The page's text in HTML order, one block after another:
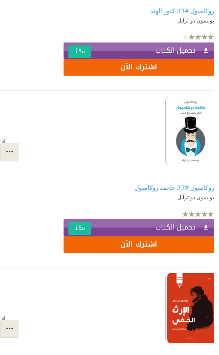
روكامبول #11: كنوز الهند
بونسون دو ترايل
تحميل الكتاب مجّانًا
اشترك الآن
روكامبول #17: خاتمة روكامبول
بونسون دو ترايل
تحميل الكتاب مجّانًا
اشترك الآن